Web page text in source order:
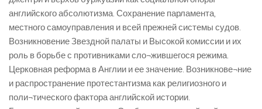
английского абсолютизма. Сохранение парламента,
местного самоуправления и всей прежней системы судов.
Возникновение Звездной палаты и Высокой комиссии и их
роль в борьбе с противниками сло¬жившегося режима.
Церковная реформа в Англии и ее значение. Возникнове¬ние
и распространение протестантизма как религиозного и
поли¬тического фактора английской истории.